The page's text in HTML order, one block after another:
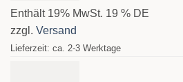
Enthält 19% MwSt. 19 % DE
zzgl. Versand
Lieferzeit: ca. 2-3 Werktage